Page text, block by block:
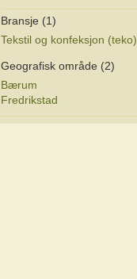
Bransje (1)
Tekstil og konfeksjon (teko)
Geografisk område (2)
Bærum
Fredrikstad